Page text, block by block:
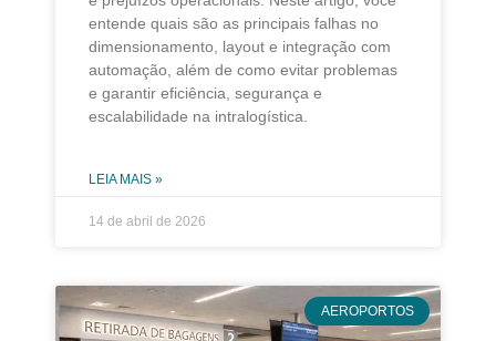
entende quais são as principais falhas no
dimensionamento, layout e integração com
automação, além de como evitar problemas
e garantir eficiência, segurança e
escalabilidade na intralogística.
LEIA MAIS »
14 de abril de 2026
AEROPORTOS